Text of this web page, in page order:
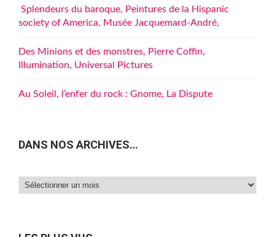
Splendeurs du baroque, Peintures de la Hispanic
society of America, Musée Jacquemard-André,
Des Minions et des monstres, Pierre Coffin,
Illumination, Universal Pictures
Au Soleil, l’enfer du rock : Gnome, La Dispute
DANS NOS ARCHIVES…
Dans